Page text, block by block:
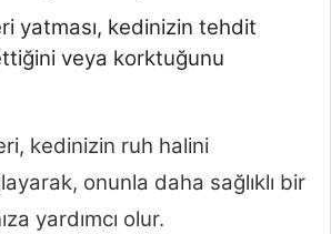
yatması, kedinizin tehdit
veya korktuğunu
kedinizin ruh halini
onunla daha sağlıklı bir
yardımcı olur.